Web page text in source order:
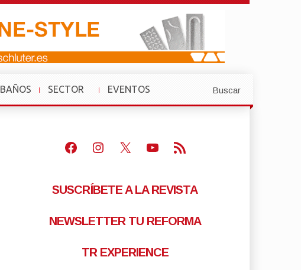
BAÑOS
SECTOR
»
EVENTOS
»
Buscar
Facebook
Instagram
X Youtube
Feed RSS
SUSCRÍBETE A LA REVISTA
NEWSLETTER TU REFORMA
TR EXPERIENCE